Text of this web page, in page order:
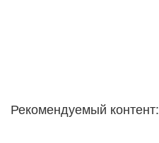
Рекомендуемый контент: